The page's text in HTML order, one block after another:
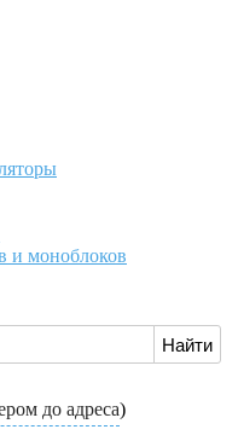
и моноблоков
до адреса)